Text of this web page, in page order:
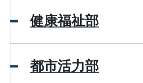
健康福祉部
都市活力部